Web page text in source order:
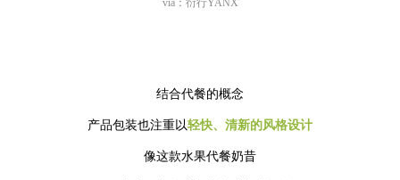
via：衍行YANX
结合代餐的概念
产品包装也注重以轻快、清新的风格设计
像这款水果代餐奶昔